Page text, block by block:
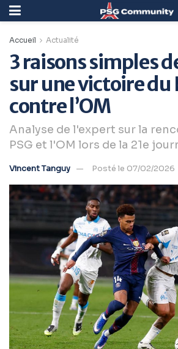
Accueil Actualité
3 raisons simples
sur une victoire du
contre l’OM
Analyse de l'expert sur la
PSG et l'OM lors de la 21e
Vincent Tanguy Posté le 07/02/2026